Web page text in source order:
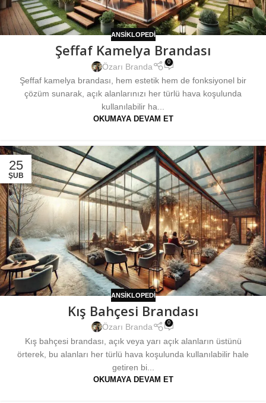
ANSIKLOPEDI
Şeffaf Kamelya Brandası
Özarı Branda 0
Şeffaf kamelya brandası, hem estetik hem de fonksiyonel bir
çözüm sunarak, açık alanlarınızı her türlü hava koşulunda
kullanılabilir ha...
OKUMAYA DEVAM ET
25
ŞUB
ANSIKLOPEDI
Kış Bahçesi Brandası
Özarı Branda 0
Kış bahçesi brandası, açık veya yarı açık alanların üstünü
örterek, bu alanları her türlü hava koşulunda kullanılabilir hale
getiren bi...
OKUMAYA DEVAM ET